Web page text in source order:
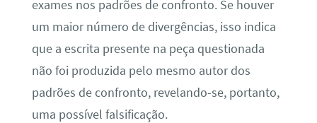
exames nos padrões de confronto. Se houver
um maior número de divergências, isso indica
que a escrita presente na peça questionada
não foi produzida pelo mesmo autor dos
padrões de confronto, revelando-se, portanto,
uma possível falsificação.